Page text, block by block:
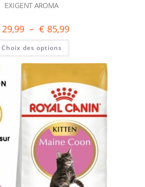
EXIGENT AROMA
29,99 – € 85,99
Choix des options